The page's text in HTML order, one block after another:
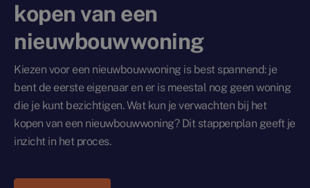
kopen van een
nieuwbouwwoning
Kiezen voor een nieuwbouwwoning is best spannend: je
bent de eerste eigenaar en er is meestal nog geen woning
die je kunt bezichtigen. Wat kun je verwachten bij het
kopen van een nieuwbouwwoning? Dit stappenplan geeft je
inzicht in het proces.